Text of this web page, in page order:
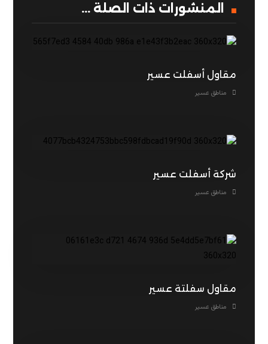
المنشورات ذات الصلة ...
مقاول أسفلت عسير
مناطق عسير
شركة أسفلت عسير
مناطق عسير
مقاول سفلتة عسير
مناطق عسير